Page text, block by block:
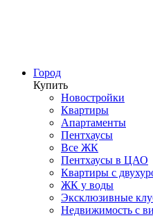
Город
Купить
Новостройки
Квартиры
Апартаменты
Пентхаусы
Все ЖК
Пентхаусы в ЦАО
Квартиры с
ЖК у воды
Эксклюзивные
Недвижимость с